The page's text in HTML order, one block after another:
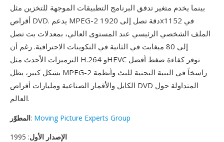
بينما يخدم متغير تدفق البرنامج التطبيقات الموجهة للتخزين مثل
أقراص DVD. يدعم MPEG-2 دقة تصل إلى 1920x1152 في
الملف الشخصي الرئيسي عند المستوى العالي، بمعدلات بت تصل
إلى 80 ميغابت في الثانية في التكوينات الاحترافية. رغم أن
الترميزات الأحدث مثل H.264 وHEVC توفر كفاءة ضغط أفضل
بشكل كبير، يظل MPEG-2 راسخاً في البنية التحتية للبث وأنظمة
الكابل والأقمار الصناعية ومليارات أقراص DVD المتداولة حول
العالم.
المطوّر: Moving Picture Experts Group
الإصدار الأول: 1995